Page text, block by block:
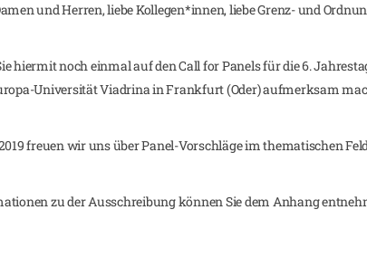
und Herren, liebe Kollegen*innen, liebe Grenz- und
hiermit noch einmal auf den Call for Panels für die 6.
Universität Viadrina in Frankfurt (Oder) aufmerksam
freuen wir uns über Panel-Vorschläge im thematischen
zu der Ausschreibung können Sie dem Anhang